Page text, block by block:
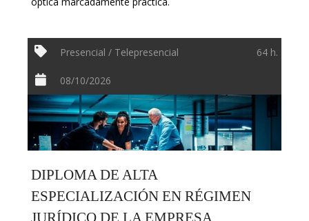
Presencial / Telepresencial 64 h.
08/10/2026
DIPLOMA DE ALTA
ESPECIALIZACIÓN EN RÉGIMEN